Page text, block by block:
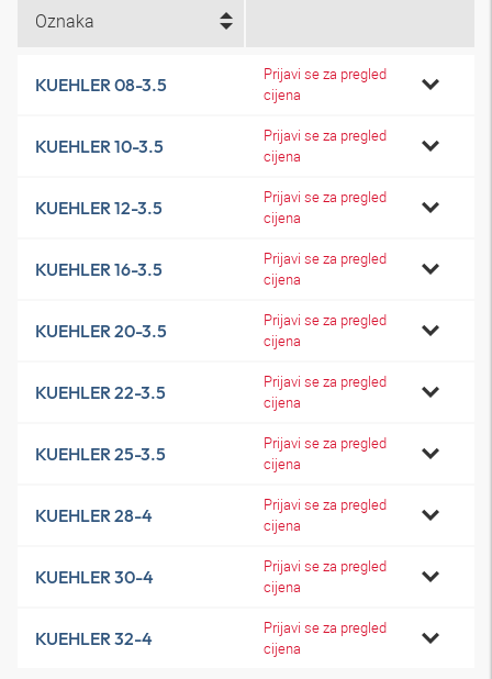
Oznaka
KUEHLER 08-3.5
Prijavi se za pregled
cijena
KUEHLER 10-3.5
Prijavi se za pregled
cijena
KUEHLER 12-3.5
Prijavi se za pregled
cijena
KUEHLER 16-3.5
Prijavi se za pregled
cijena
KUEHLER 20-3.5
Prijavi se za pregled
cijena
KUEHLER 22-3.5
Prijavi se za pregled
cijena
KUEHLER 25-3.5
Prijavi se za pregled
cijena
KUEHLER 28-4
Prijavi se za pregled
cijena
KUEHLER 30-4
Prijavi se za pregled
cijena
KUEHLER 32-4
Prijavi se za pregled
cijena